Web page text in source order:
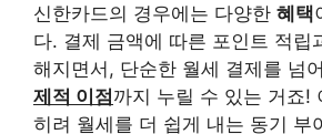
신한카드의 경우에는 다양한 혜택
다. 결제 금액에 따른 포인트 적립
해지면서, 단순한 월세 결제를 넘
제적 이점까지 누릴 수 있는 거죠!
히려 월세를 더 쉽게 내는 동기 부